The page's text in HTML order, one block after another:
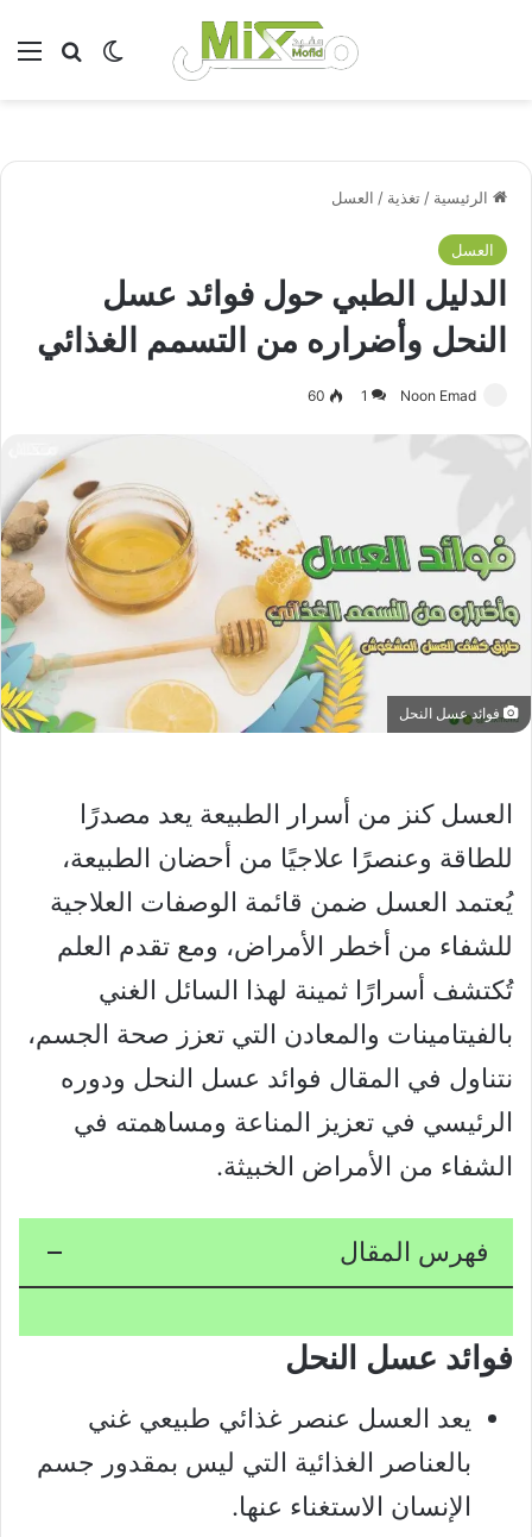
بحثالوضع
الرئيسية /تغذية / العسل
العسل
الدليل الطبي حول فوائد عسل
النحل وأضراره من التسمم الغذائي
Noon Emad
1
60
فوائد عسل النحل
العسل كنز من أسرار الطبيعة يعد مصدرًا
للطاقة وعنصرًا علاجيًا من أحضان الطبيعة،
يُعتمد العسل ضمن قائمة الوصفات العلاجية
للشفاء من أخطر الأمراض، ومع تقدم العلم
تُكتشف أسرارًا ثمينة لهذا السائل الغني
بالفيتامينات والمعادن التي تعزز صحة الجسم،
نتناول في المقال فوائد عسل النحل ودوره
الرئيسي في تعزيز المناعة ومساهمته في
الشفاء من الأمراض الخبيثة.
فهرس المقال
فوائد عسل النحل
يعد العسل عنصر غذائي طبيعي غني
بالعناصر الغذائية التي ليس بمقدور جسم
الإنسان الاستغناء عنها.